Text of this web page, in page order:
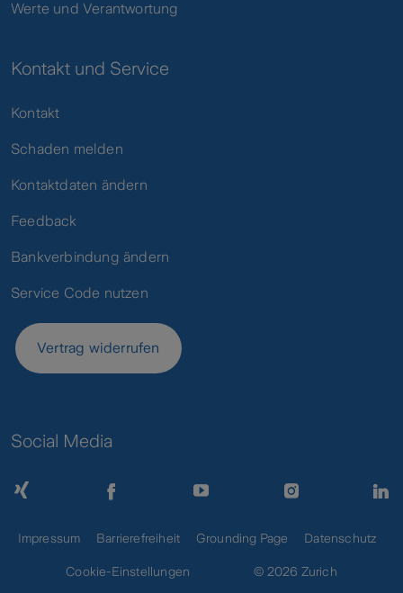
Werte und Verantwortung
Kontakt und Service
Kontakt
Schaden melden
Kontaktdaten ändern
Feedback
Bankverbindung ändern
Service Code nutzen
Vertrag widerrufen
Social Media
Impressum Barrierefreiheit Grounding Page Datenschutz
Cookie-Einstellungen © 2026 Zurich